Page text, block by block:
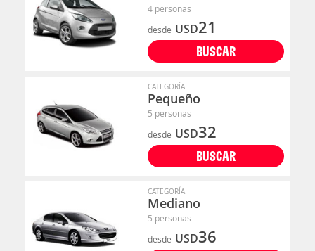
4 personas
desde USD21
BUSCAR
CATEGORÍA
Pequeño
5 personas
desde USD32
BUSCAR
CATEGORÍA
Mediano
5 personas
desde USD36